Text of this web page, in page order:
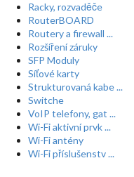
Racky, rozvaděče
RouterBOARD
Routery a firewall ...
Rozšíření záruky
SFP Moduly
Síťové karty
Strukturovaná kabe ...
Switche
VoIP telefony, gat ...
Wi-Fi aktivní prvk ...
Wi-Fi antény
Wi-Fi příslušenstv ...